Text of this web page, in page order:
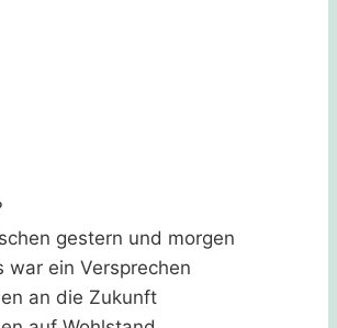
gestern und morgen
war ein Versprechen
an die Zukunft